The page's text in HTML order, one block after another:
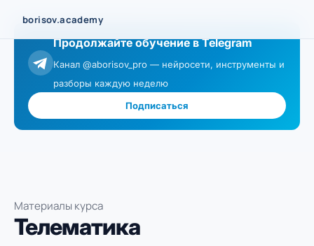
содержимомуПродолжайте обучение в Telegram
Канал @aborisov_pro — нейросети, инструменты и
разборы каждую неделю
Подписаться
borisov.academy
Материалы курса
Телематика